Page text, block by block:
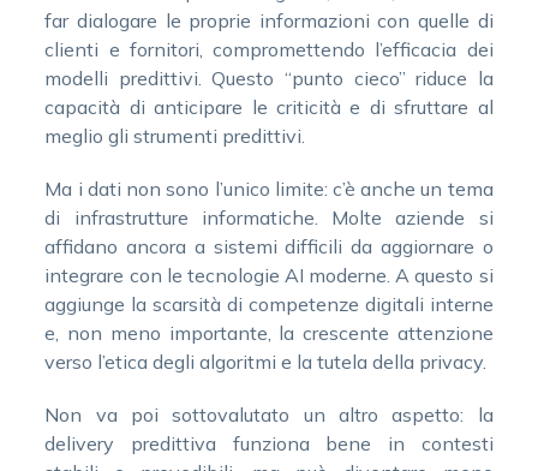
far dialogare le proprie informazioni con quelle di
clienti e fornitori, compromettendo l’efficacia dei
modelli predittivi. Questo “punto cieco” riduce la
capacità di anticipare le criticità e di sfruttare al
meglio gli strumenti predittivi.
Ma i dati non sono l’unico limite: c’è anche un tema
di infrastrutture informatiche. Molte aziende si
affidano ancora a sistemi difficili da aggiornare o
integrare con le tecnologie AI moderne. A questo si
aggiunge la scarsità di competenze digitali interne
e, non meno importante, la crescente attenzione
verso l’etica degli algoritmi e la tutela della privacy.
Non va poi sottovalutato un altro aspetto: la
delivery predittiva funziona bene in contesti